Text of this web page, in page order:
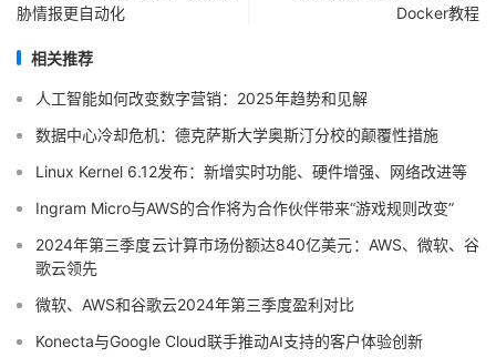
胁情报更自动化
Docker教程
相关推荐
人工智能如何改变数字营销：2025年趋势和见解
数据中心冷却危机：德克萨斯大学奥斯汀分校的颠覆性措施
Linux Kernel 6.12发布：新增实时功能、硬件增强、网络改进等
Ingram Micro与AWS的合作将为合作伙伴带来“游戏规则改变”
2024年第三季度云计算市场份额达840亿美元：AWS、微软、谷
歌云领先
微软、AWS和谷歌云2024年第三季度盈利对比
Konecta与Google Cloud联手推动AI支持的客户体验创新